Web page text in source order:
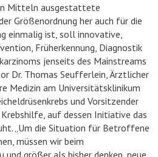
Mitteln ausgestattete
Größenordnung her auch für die
einmalig ist, soll innovative,
Früherkennung, Diagnostik
jenseits des Mainstreams
Dr. Thomas Seufferlein, Ärztlicher
Medizin am Universitätsklinikum
und Vorsitzender
auf dessen Initiative das
„Um die Situation für Betroffene
müssen wir beim
und größer als bisher denken, neue